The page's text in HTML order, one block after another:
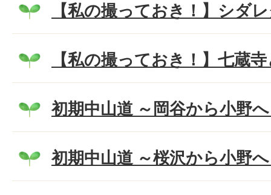
【私の撮っておき！】シダ
【私の撮っておき！】七蔵
初期中山道 ～岡谷から小野
初期中山道 ～桜沢から小野